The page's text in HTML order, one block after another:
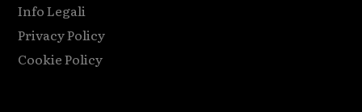
Info Legali
Privacy Policy
Cookie Policy